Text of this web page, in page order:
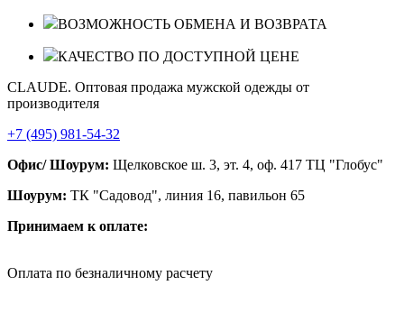
ВОЗМОЖНОСТЬ ОБМЕНА И ВОЗВРАТА
КАЧЕСТВО ПО ДОСТУПНОЙ ЦЕНЕ
CLAUDE. Оптовая продажа мужской одежды от
производителя
+7 (495) 981-54-32
Офис/ Шоурум: Щелковское ш. 3, эт. 4, оф. 417 ТЦ "Глобус"
Шоурум: ТК "Садовод", линия 16, павильон 65
Принимаем к оплате:
Оплата по безналичному расчету